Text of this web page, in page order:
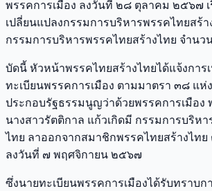
พรรคการเมือง ลงวันที่ ๒๘ ตุลาคม ๒๕๖๗ เ
เปลี่ยนแปลงกรรมการบริหารพรรคไทยสร้
กรรมการบริหารพรรคไทยสร้างไทย จําน
บัดนี้ หัวหน้าพรรคไทยสร้างไทยได้แจ้งการ
ทะเบียนพรรคการเมือง ตามมาตรา ๓๘ แ
ประกอบรัฐธรรมนูญว่าด้วยพรรคการเมือ
นางสาวรัตติกาล แก้วเกิดมี กรรมการบริหา
ไทย ลาออกจากสมาชิกพรรคไทยสร้างไท
ลงวันที่ ๗ พฤศจิกายน ๒๕๖๗
ซึ่งนายทะเบียนพรรคการเมืองได้รับทราบก